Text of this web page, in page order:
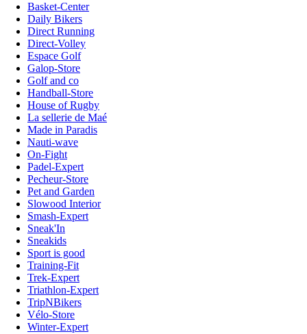
Basket-Center
Daily Bikers
Direct Running
Direct-Volley
Espace Golf
Galop-Store
Golf and co
Handball-Store
House of Rugby
La sellerie de Maé
Made in Paradis
Nauti-wave
On-Fight
Padel-Expert
Pecheur-Store
Pet and Garden
Slowood Interior
Smash-Expert
Sneak'In
Sneakids
Sport is good
Training-Fit
Trek-Expert
Triathlon-Expert
TripNBikers
Vélo-Store
Winter-Expert